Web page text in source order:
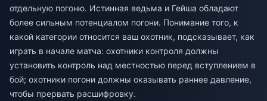
отдельную погоню. Истинная ведьма и Гейша обладают
более сильным потенциалом погони. Понимание того, к
какой категории относится ваш охотник, подсказывает, как
играть в начале матча: охотники контроля должны
установить контроль над местностью перед вступлением в
бой; охотники погони должны оказывать раннее давление,
чтобы прервать расшифровку.